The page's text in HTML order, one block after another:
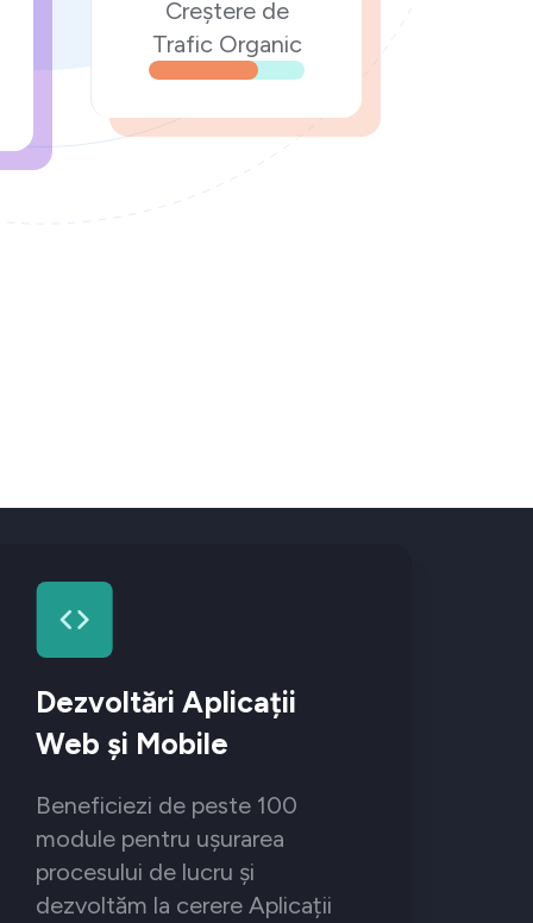
Creștere de
Trafic Organic
Dezvoltări Aplicații
Web și Mobile
Beneficiezi de peste 100
module pentru ușurarea
procesului de lucru și
dezvoltăm la cerere Aplicații